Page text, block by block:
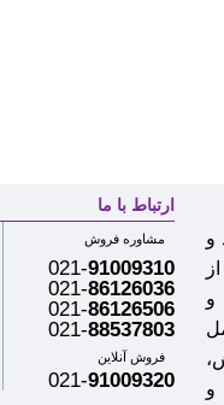
و
و
و
ارتباط با ما
مشاوره فروش
021-91009310
021-86126036
021-86126506
021-88537803
فروش آنلاین
021-91009320